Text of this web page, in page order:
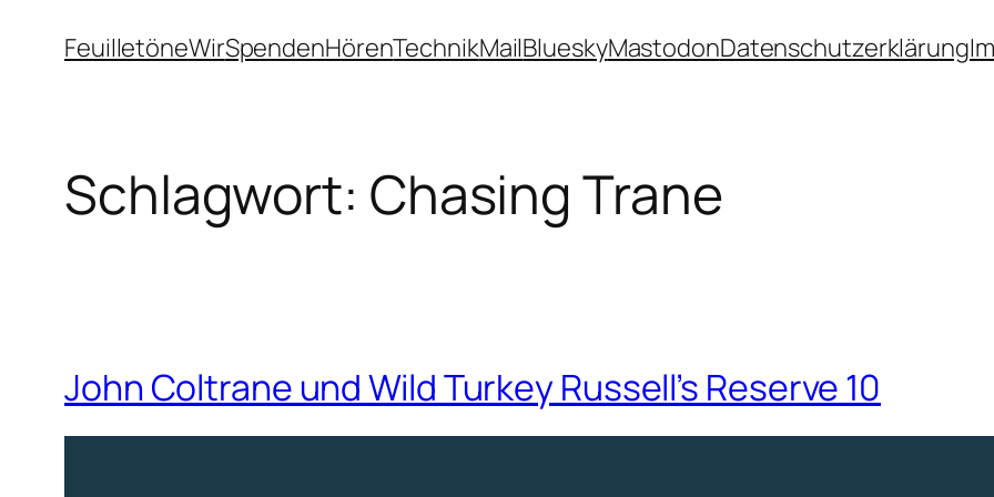
InhaltFeuilletöneWirSpendenHörenTechnikMailBlueskyMastodonDatenschutzerklärung
Schlagwort: Chasing Trane
John Coltrane und Wild Turkey Russell’s Reserve 10